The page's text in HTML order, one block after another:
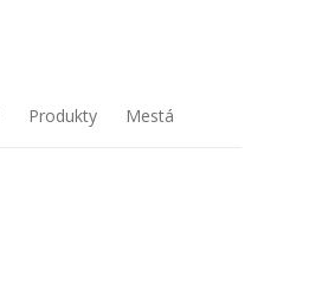
Produkty Mestá